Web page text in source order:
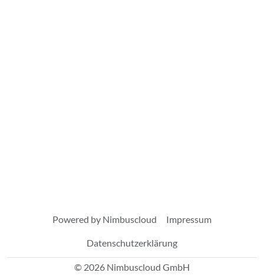
Powered by Nimbuscloud Impressum
Datenschutzerklärung
© 2026 Nimbuscloud GmbH